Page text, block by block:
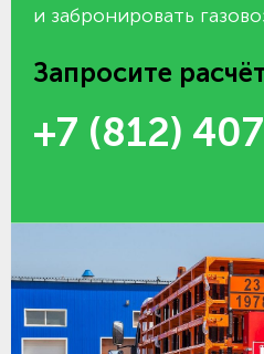
и забронировать
Запросите
+7 (812)